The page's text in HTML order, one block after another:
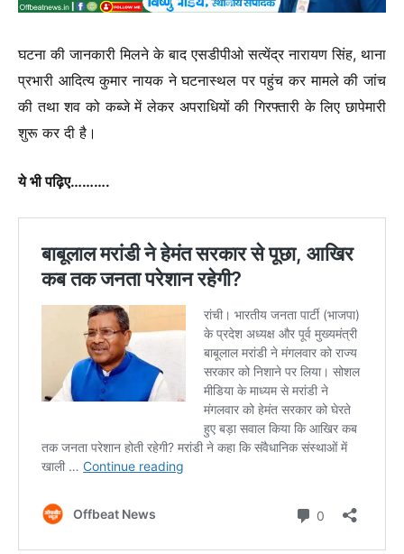
घटना की जानकारी मिलने के बाद एसडीपीओ सत्येंद्र नारायण सिंह, थाना
प्रभारी आदित्य कुमार नायक ने घटनास्थल पर पहुंच कर मामले की जांच
की तथा शव को कब्जे में लेकर अपराधियों की गिरफ्तारी के लिए छापेमारी
शुरू कर दी है।
ये भी पढ़िए……….